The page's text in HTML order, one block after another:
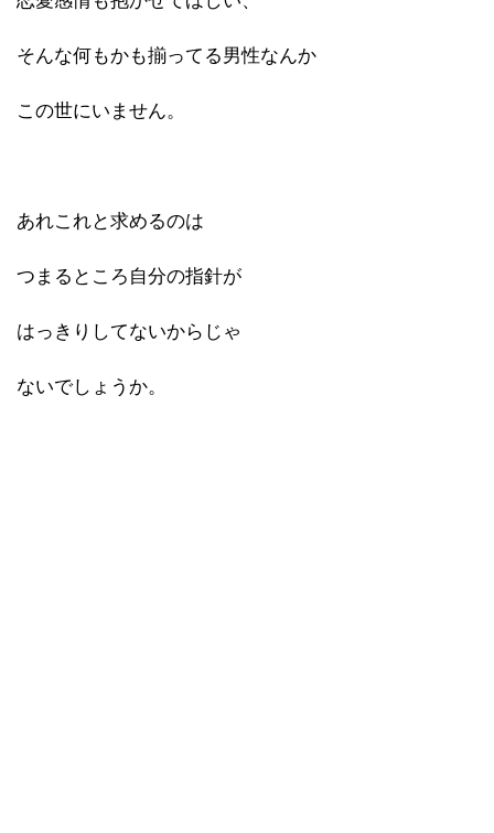
そんな何もかも揃ってる男性なんか
この世にいません。
あれこれと求めるのは
つまるところ自分の指針が
はっきりしてないからじゃ
ないでしょうか。